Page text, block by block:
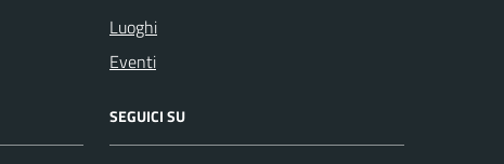
Luoghi
Eventi
SEGUICI SU